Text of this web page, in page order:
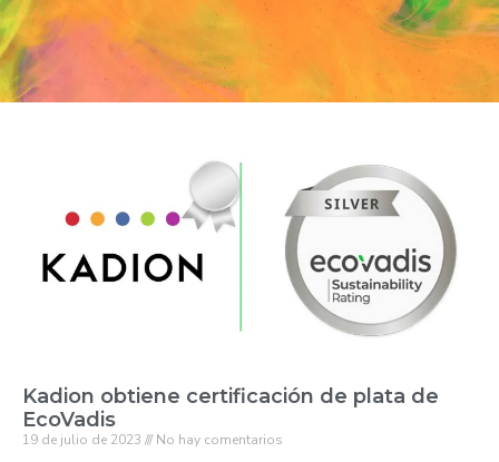
Kadion obtiene certificación de plata de
EcoVadis
19 de julio de 2023 No hay comentarios